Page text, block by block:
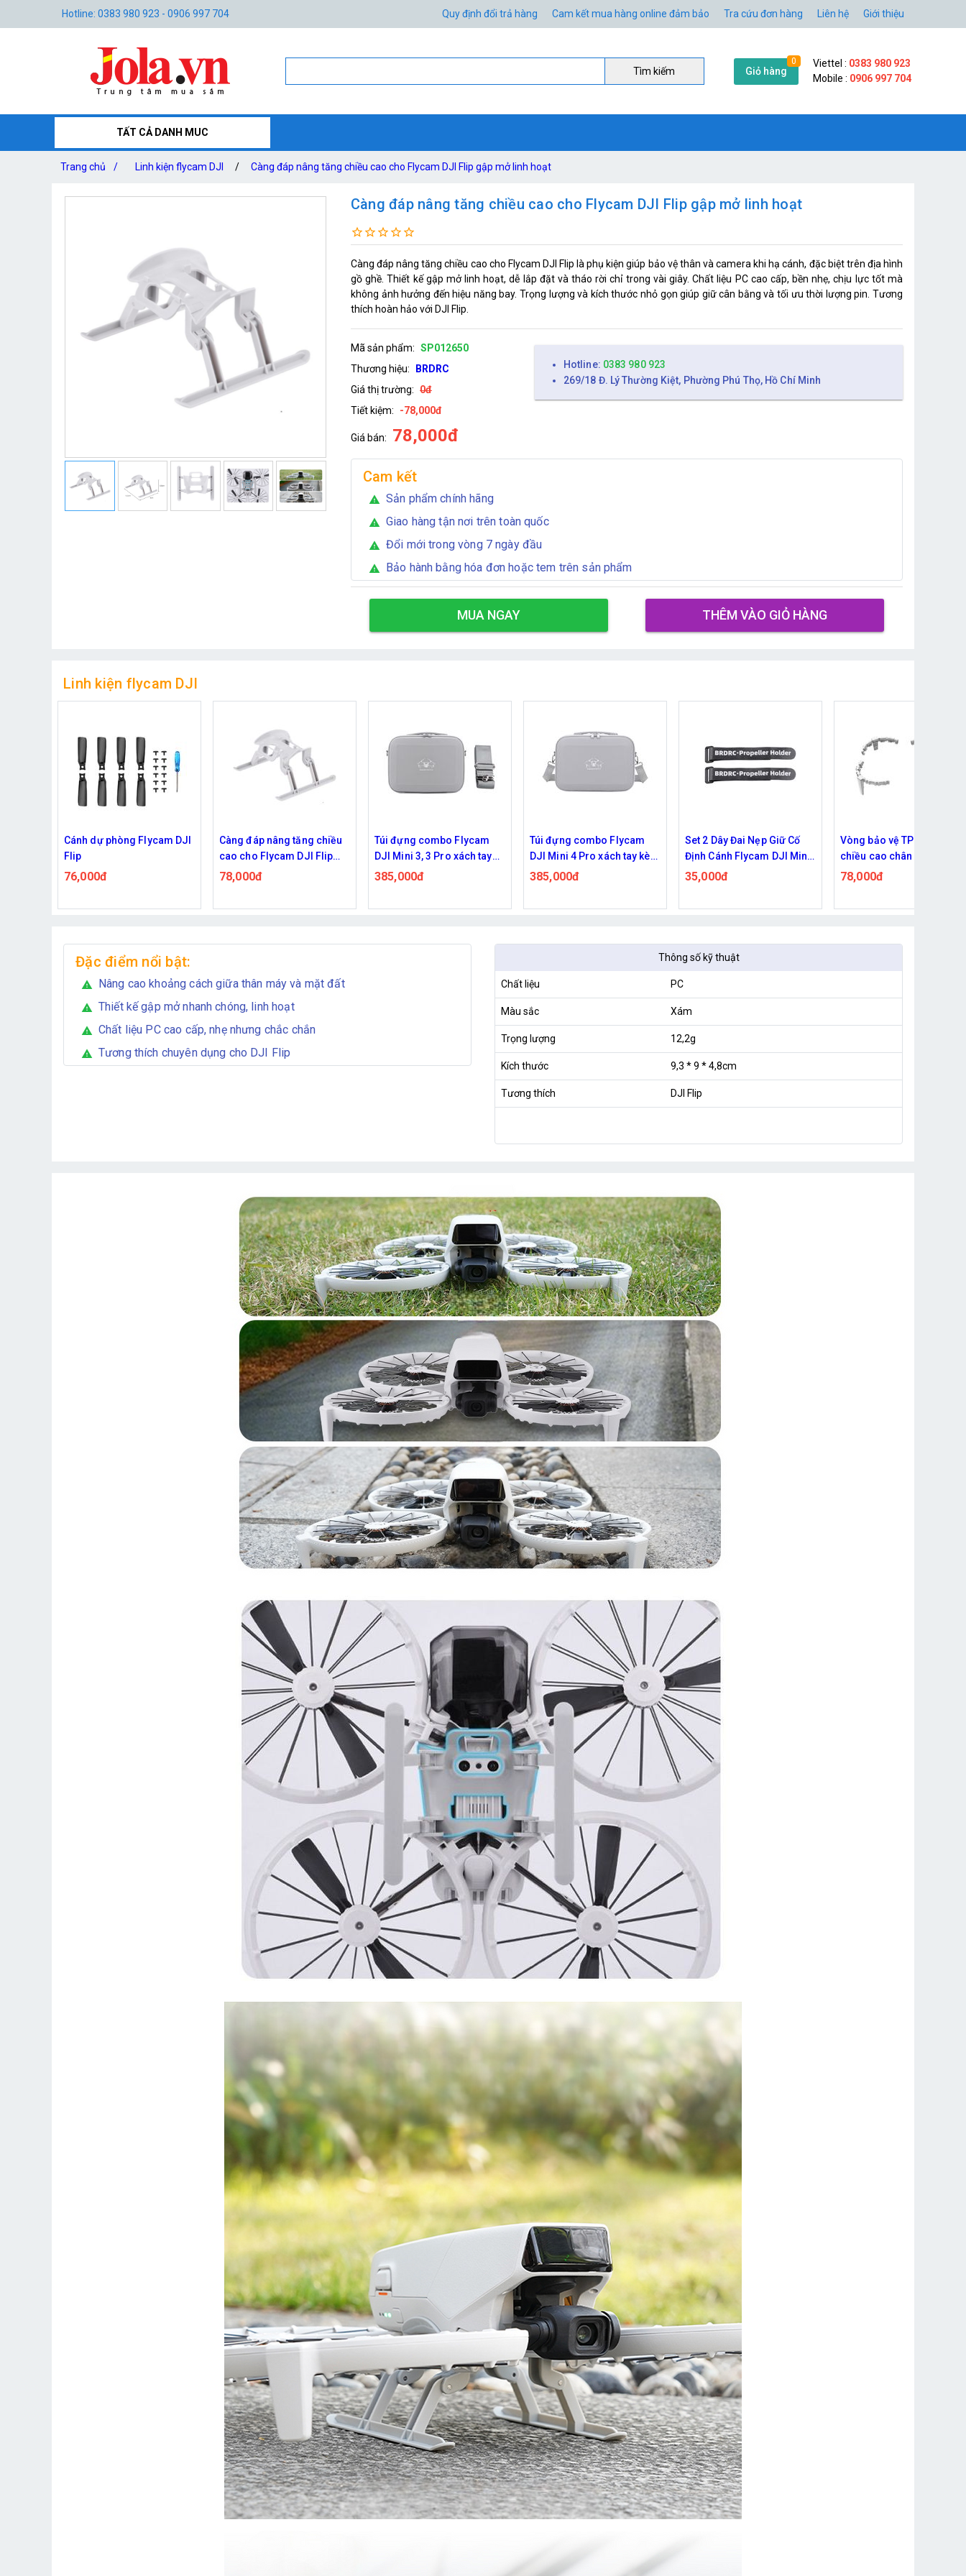
Hotline: 0383 980 923 - 0906 997 704 Quy định đổi trả hàng Cam kết mua hàng online đảm bảo Tra cứu đơn hàng Liên hệ Giới thiệu
Tìm kiếm Giỏ hàng
0 Viettel : 0383 980 923
Mobile : 0906 997 704
TẤT CẢ DANH MUC
Trang chủ / Linh kiện flycam DJI / Càng đáp nâng tăng chiều cao cho Flycam DJI Flip gập mở linh hoạt
Càng đáp nâng tăng chiều cao cho Flycam DJI Flip gập mở linh hoạt
Càng đáp nâng tăng chiều cao cho Flycam DJI Flip là phụ kiện giúp bảo vệ thân và camera khi hạ cánh, đặc biệt trên địa hình
gồ ghề. Thiết kế gập mở linh hoạt, dễ lắp đặt và tháo rời chỉ trong vài giây. Chất liệu PC cao cấp, bền nhẹ, chịu lực tốt mà
không ảnh hưởng đến hiệu năng bay. Trọng lượng và kích thước nhỏ gọn giúp giữ cân bằng và tối ưu thời lượng pin. Tương
thích hoàn hảo với DJI Flip.
Mã sản phẩm: SP012650
Thương hiệu:
BRDRC
Giá thị trường: 0đ
Tiết kiệm:
-78,000đ
Giá bán: 78,000đ
Hotline: 0383 980 923
269/18 Đ. Lý Thường Kiệt, Phường Phú Thọ, Hồ Chí Minh
Cam kết
warning Sản phẩm chính hãng
warning Giao hàng tận nơi trên toàn quốc
warning Đổi mới trong vòng 7 ngày đầu
warning Bảo hành bằng hóa đơn hoặc tem trên sản phẩm
MUA NGAY THÊM VÀO GIỎ HÀNG
Linh kiện flycam DJI
Càng đáp nâng tăng chiều
cao cho Flycam DJI Flip
gập mở linh hoạt
78,000đ
Túi đựng combo Flycam
DJI Mini 3, 3 Pro xách tay
kèm dây đeo chéo
385,000đ
Túi đựng combo Flycam
DJI Mini 4 Pro xách tay kèm
dây đeo chéo
385,000đ
Set 2 Dây Đai Nẹp Giữ Cố
Định Cánh Flycam DJI Mini,
Air, Mavic Fimi Đa Năng Dài
35,000đ
Vòng bảo vệ TPU tăng
chiều cao chân đáp cho
flycam DJI Flip
78,000đ
Cánh quạt cho Flycam
Mini 2, Mini 2 SE, Mini 4K
130,000đ
Đặc điểm nổi bật:
warning Nâng cao khoảng cách giữa thân máy và mặt đất
warning Thiết kế gập mở nhanh chóng, linh hoạt
warning Chất liệu PC cao cấp, nhẹ nhưng chắc chắn
warning Tương thích chuyên dụng cho DJI Flip
Thông số kỹ thuật
Chất liệu PC
Màu sắc Xám
Trọng lượng 12,2g
Kích thước 9,3 * 9 * 4,8cm
Tương thích DJI Flip